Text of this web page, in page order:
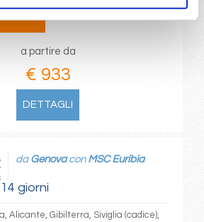
a partire da
€ 933
DETTAGLI
giorni
da Genovacon MSC Euribia
Alicante, Gibilterra, Siviglia (cadice),